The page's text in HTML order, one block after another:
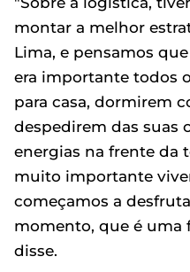
montar a melhor
Lima, e pensamos
era importante todos
para casa, dormirem
despedirem das suas
energias na frente da
muito importante
começamos a
momento, que é uma
disse.